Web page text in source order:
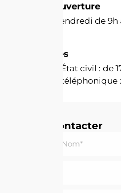
Horaires d'ouverture
Du lundi au vendredi de 9h
Permanences
Permanence État civil : de
Permanence téléphonique
Nous contacter